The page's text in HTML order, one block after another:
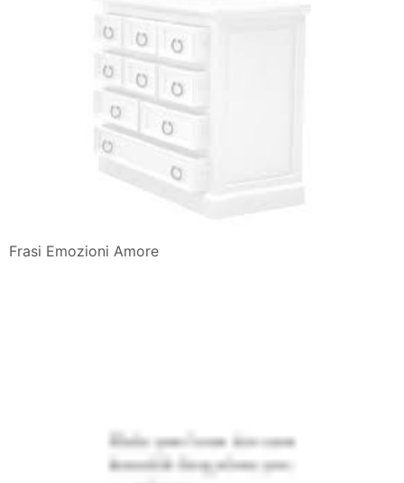
Frasi Emozioni Amore